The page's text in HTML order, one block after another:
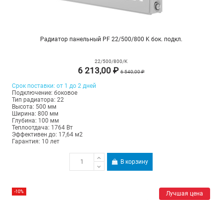
Радиатор панельный PF 22/500/800 K бок. подкл.
22/500/800/K
6 213,00 ₽6 540,00 ₽
Срок поставки: от 1 до 2 дней
Подключение: боковое
Тип радиатора: 22
Высота: 500 мм
Ширина: 800 мм
Глубина: 100 мм
Теплоотдача: 1764 Вт
Эффективен до: 17,64 м2
Гарантия: 10 лет
В корзину
Лучшая цена
-10%